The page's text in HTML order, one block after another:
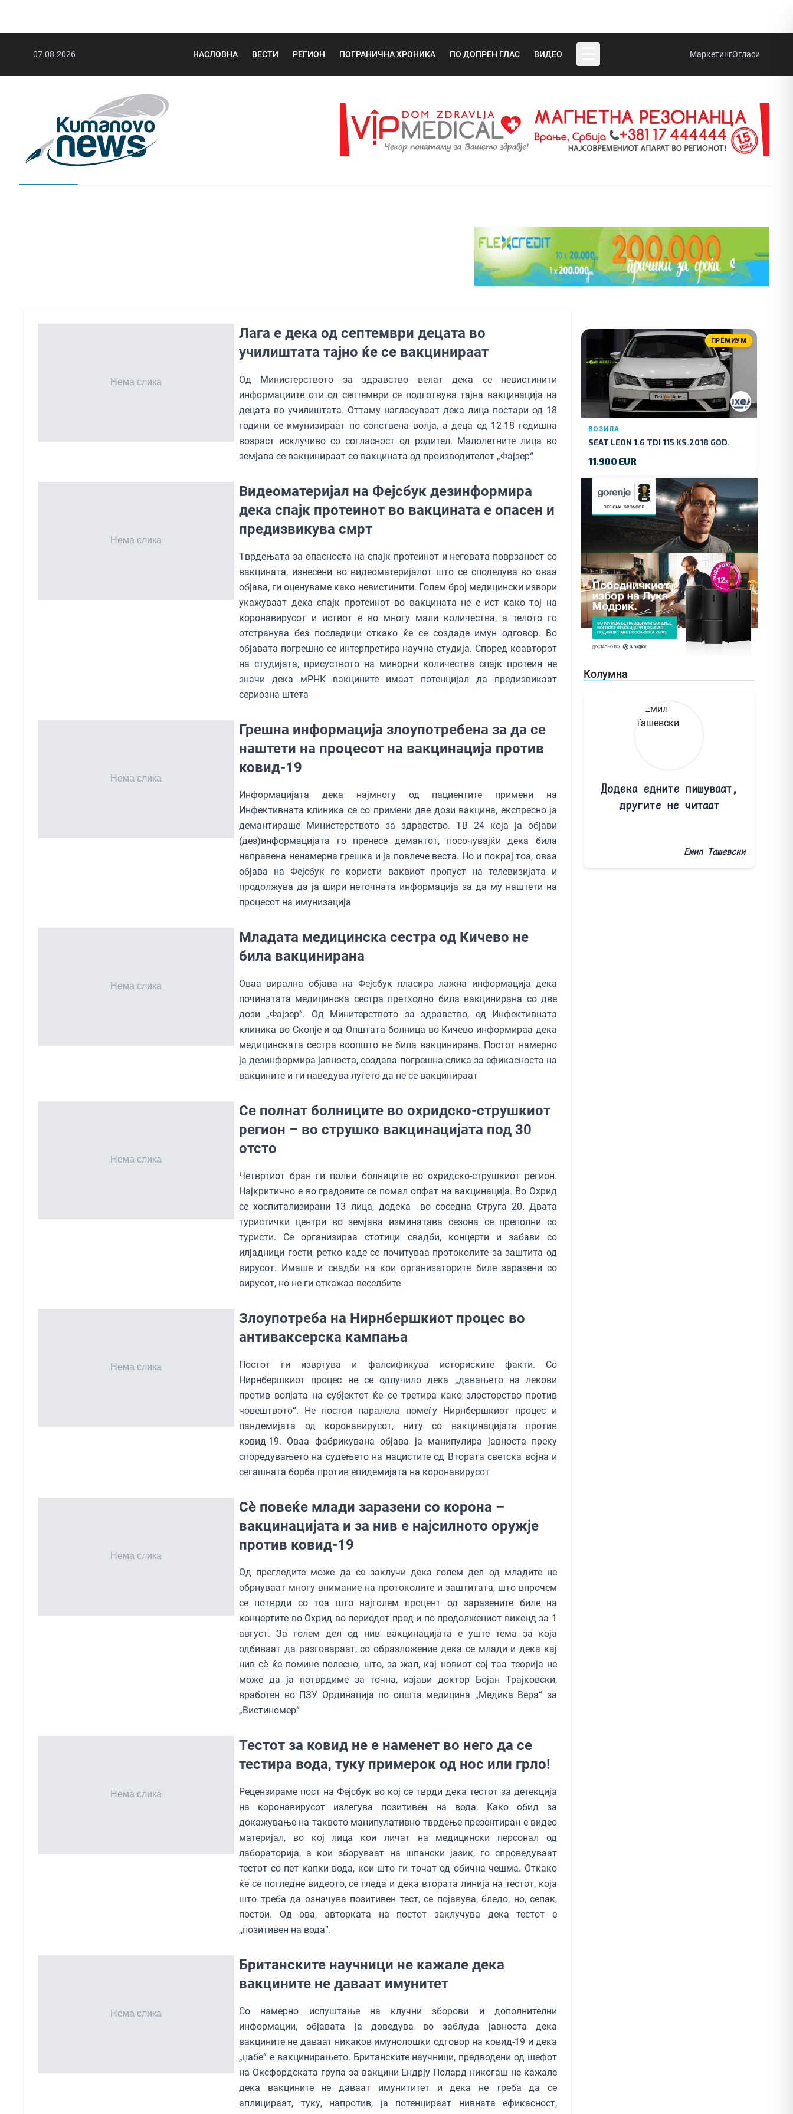
07.08.2026 НАСЛОВНА ВЕСТИ РЕГИОН ПОГРАНИЧНА ХРОНИКА ПО ДОПРЕН ГЛАС ВИДЕО МаркетингОгласи
Лага е дека од септември децата во
училиштата тајно ќе се вакцинираат
Од Министерството за здравство велат дека се невистинити
информациите оти од септември се подготвува тајна вакцинација на
децата во училиштата. Оттаму нагласуваат дека лица постари од 18
години се имунизираат по сопствена волја, а деца од 12-18 годишна
возраст исклучиво со согласност од родител. Малолетните лица во
земјава се вакцинираат со вакцината од производителот „Фајзер“
Видеоматеријал на Фејсбук дезинформира
дека спајк протеинот во вакцината е опасен и
предизвикува смрт
Tврдењата за опасноста на спајк протеинот и неговата поврзаност со
вакцината, изнесени во видеоматеријалот што се споделува во оваа
објава, ги оценуваме како невистинити. Голем број медицински извори
укажуваат дека спајк протеинот во вакцината не е ист како тој на
коронавирусот и истиот е во многу мали количества, а телото го
отстранува без последици откако ќе се создаде имун одговор. Во
објавата погрешно се интерпретира научна студија. Според коавторот
на студијата, присуството на минорни количества спајк протеин не
значи дека мРНК вакцините имаат потенцијал да предизвикаат
сериозна штета
Грешна информација злоупотребена за да се
наштети на процесот на вакцинација против
ковид-19
Информацијата дека најмногу од пациентите примени на
Инфективната клиника се со примени две дози вакцина, експресно ја
демантираше Министерството за здравство. ТВ 24 која ја објави
(дез)информацијата го пренесе демантот, посочувајќи дека била
направена ненамерна грешка и ја повлече веста. Но и покрај тоа, оваа
објава на Фејсбук го користи ваквиот пропуст на телевизијата и
продолжува да ја шири неточната информација за да му наштети на
процесот на имунизација
Младата медицинска сестра од Кичево не
била вакцинирана
Оваа вирална објава на Фејсбук пласира лажна информација дека
починатата медицинска сестра претходно била вакцинирана со две
дози „Фајзер“. Од Минитерството за здравство, од Инфективната
клиника во Скопје и од Општата болница во Кичево информираа дека
медицинската сестра воопшто не била вакцинирана. Постот намерно
ја дезинформира јавноста, создава погрешна слика за ефикасноста на
вакцините и ги наведува луѓето да не се вакцинираат
Се полнат болниците во охридско-струшкиот
регион – во струшко вакцинацијата под 30
отсто
Четвртиот бран ги полни болниците во охридско-струшкиот регион.
Најкритично е во градовите се помал опфат на вакцинација. Во Охрид
се хоспитализирани 13 лица, додека во соседна Струга 20. Двата
туристички центри во земјава изминатава сезона се преполни со
туристи. Се организираа стотици свадби, концерти и забави со
илјадници гости, ретко каде се почитуваа протоколите за заштита од
вирусот. Имаше и свадби на кои организаторите биле заразени со
вирусот, но не ги откажаа веселбите
Злоупотреба на Нирнбершкиот процес во
антиваксерска кампања
Постот ги извртува и фалсификува историските факти. Со
Нирнбершкиот процес не се одлучило дека „давањето на лекови
против волјата на субјектот ќе се третира како злосторство против
човештвото“. Не постои паралела помеѓу Нирнбершкиот процес и
пандемијата од коронавирусот, ниту со вакцинацијата против
ковид-19. Оваа фабрикувана објава ја манипулира јавноста преку
споредувањето на судењето на нацистите од Втората светска војна и
сегашната борба против епидемијата на коронавирусот
Сè повеќе млади заразени со корона –
вакцинацијата и за нив е најсилното оружје
против ковид-19
Од прегледите може да се заклучи дека голем дел од младите не
обрнуваат многу внимание на протоколите и заштитата, што впрочем
се потврди со тоа што најголем процент од заразените биле на
концертите во Охрид во периодот пред и по продолжениот викенд за 1
август. За голем дел од нив вакцинацијата е уште тема за која
одбиваат да разговараат, со образложение дека се млади и дека кај
нив сè ќе помине полесно, што, за жал, кај новиот сој таа теорија не
може да ја потврдиме за точна, изјави доктор Бојан Трајковски,
вработен во ПЗУ Ординација по општа медицина „Медика Вера“ за
„Вистиномер“
Тестот за ковид не е наменет во него да се
тестира вода, туку примерок од нос или грло!
Рецензираме пост на Фејсбук во кој се тврди дека тестот за детекција
на коронавирусот излегува позитивен на вода. Како обид за
докажување на таквото манипулативно тврдење презентиран е видео
материјал, во кој лица кои личат на медицински персонал од
лабораторија, а кои зборуваат на шпански јазик, го спроведуваат
тестот со пет капки вода, кои што ги точат од обична чешма. Откако
ќе се погледне видеото, се гледа и дека втората линија на тестот, која
што треба да означува позитивен тест, се појавува, бледо, но, сепак,
постои. Од ова, авторката на постот заклучува дека тестот е
,,позитивен на вода”.
Британските научници не кажале дека
вакцините не даваат имунитет
Со намерно испуштање на клучни зборови и дополнителни
информации, објавата ја доведува во заблуда јавноста дека
вакцините не даваат никаков имунолошки одговор на ковид-19 и дека
„џабе“ е вакцинирањето. Британските научници, предводени од шефот
на Оксфордската група за вакцини Ендрју Полард никогаш не кажале
дека вакцините не даваат имунититет и дека не треба да се
аплицираат, туку, напротив, ја потенцираат нивната ефикасност,
ПРЕМИУМ
ВОЗИЛА
SEAT LEON 1.6 TDI 115 KS.2018 GOD.
11.900 EUR
Колумна
Додека едните пишуваат,
другите не читаат
Емил Ташевски